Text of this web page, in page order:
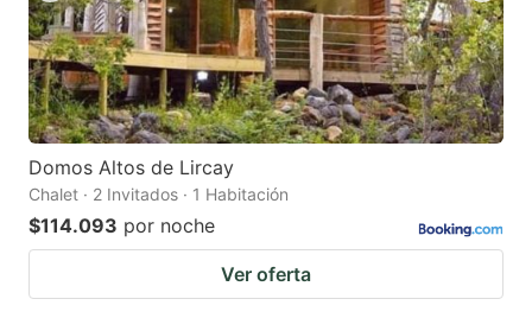
Domos Altos de Lircay
Chalet · 2 Invitados · 1 Habitación
$114.093 por noche
Ver oferta